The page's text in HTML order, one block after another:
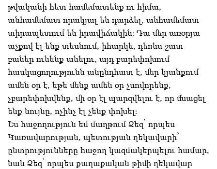
թվականի հետ համեմատենք ու հիմա,
անհամեմատ որակյալ են դարձել, անհամեմատ
տիրապետում են իրավիճակին։ Դա մեր առօրյա
աչքով էլ ենք տեսնում, իհարկե, դեռևս շատ
բաներ ունենք անելու, այդ բարեփոխում
հասկացողությունն անընդհատ է, մեր կյանքում
ամեն օր է, եթե մենք ամեն օր չսովորենք,
չբարեփոխվենք, մի օր էլ պարզվելու է, որ մնացել
ենք նույնը, ոչինչ էլ չենք փոխել։
Ես հաջողություն եմ մաղթում Ձեզ՝ որպես
Կառավարության, պետության ղեկավարի՝
ընտրությունները հաջող կազմակերպելու համար,
նաև Ձեզ՝ որպես քաղաքական թիմի ղեկավար